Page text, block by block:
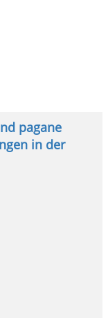
pagane
in der